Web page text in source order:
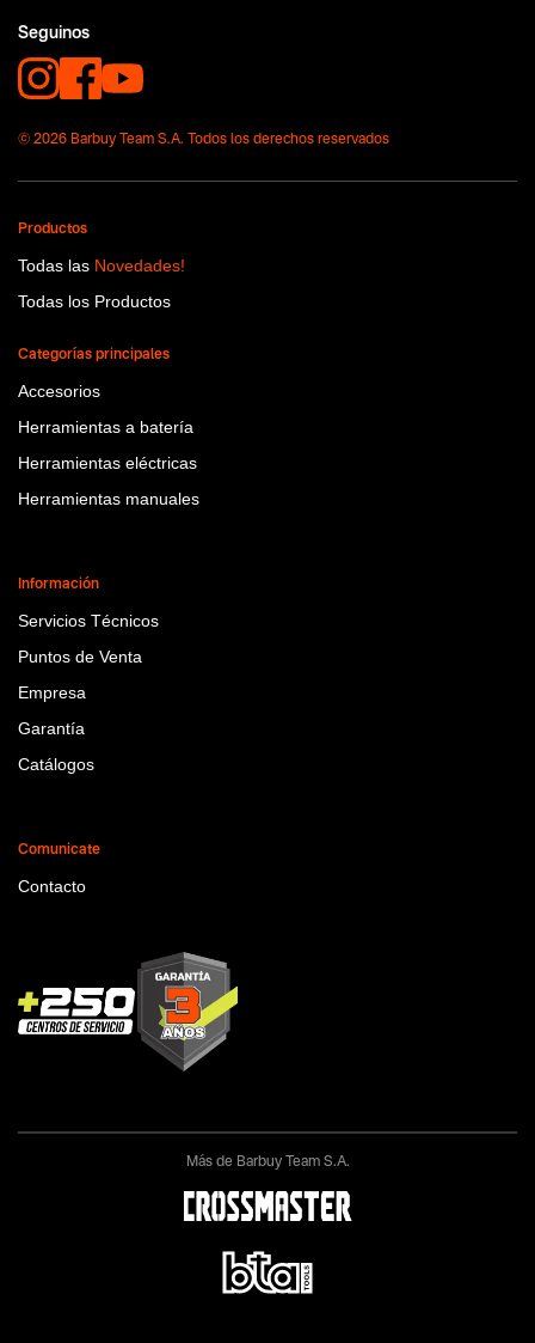
No items found.
Tecnologia
Flex One
36V Twin Power
Seguinos
© 2026 Barbuy Team S.A. Todos los derechos reservados
Productos
Todas las Novedades!
Todas los Productos
Categorías principales
Accesorios
Herramientas a batería
Herramientas eléctricas
Herramientas manuales
Información
Servicios Técnicos
Puntos de Venta
Empresa
Garantía
Catálogos
Comunicate
Contacto
Más de Barbuy Team S.A.